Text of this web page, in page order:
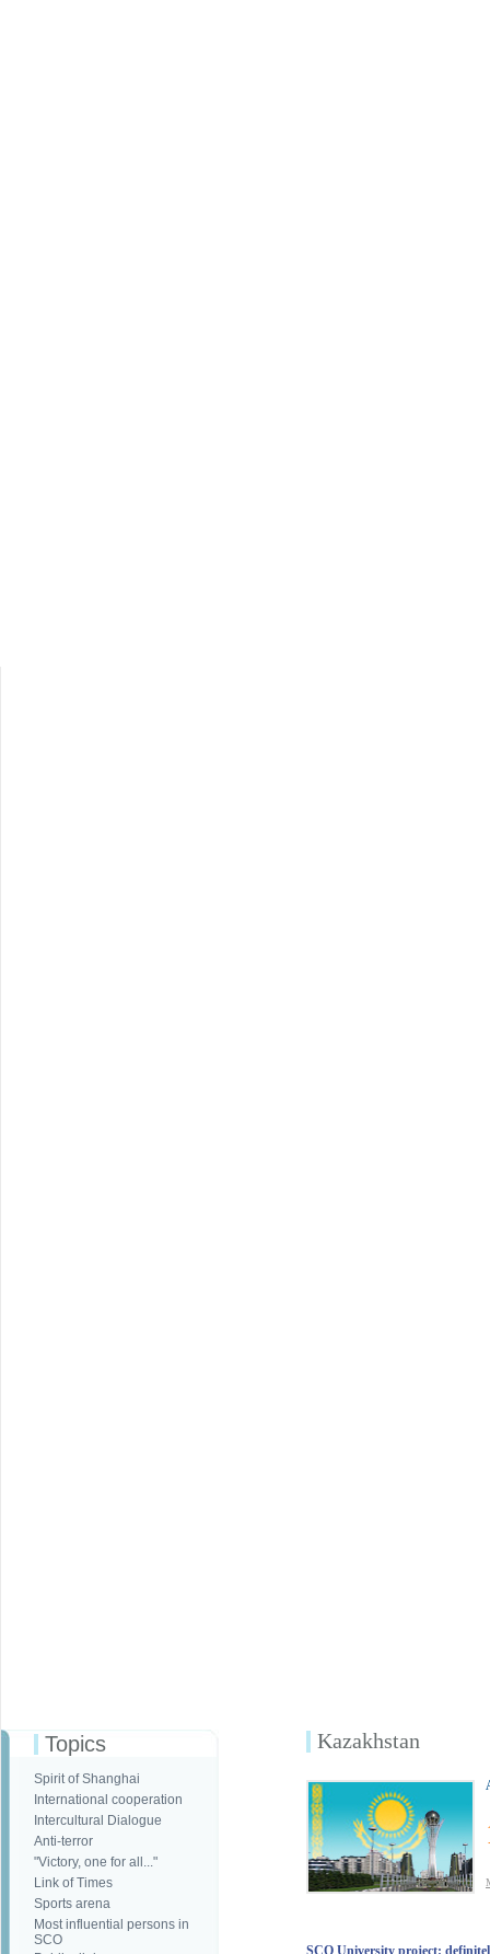
Topics
Spirit of Shanghai
International cooperation
Intercultural Dialogue
Anti-terror
"Victory, one for all..."
Link of Times
Sports arena
Most influential persons in
SCO
Kazakhstan
SCO University project: